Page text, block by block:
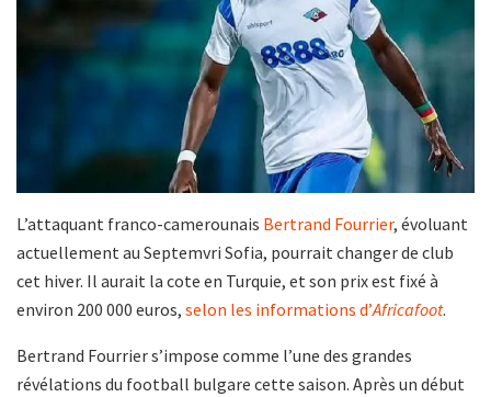
L’attaquant franco-camerounais Bertrand Fourrier, évoluant
actuellement au Septemvri Sofia, pourrait changer de club
cet hiver. Il aurait la cote en Turquie, et son prix est fixé à
environ 200 000 euros, selon les informations d’Africafoot.
Bertrand Fourrier s’impose comme l’une des grandes
révélations du football bulgare cette saison. Après un début